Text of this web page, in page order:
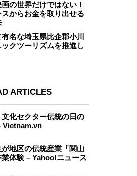
の世界だけではない！
からお金を取り出せる
名な埼玉県比企郡小川
クツーリズムを推進し
ARTICLES
化セクター伝統の日の
Vietnam.vn
地区の伝統産業 「関山
体験 – Yahoo!ニュース